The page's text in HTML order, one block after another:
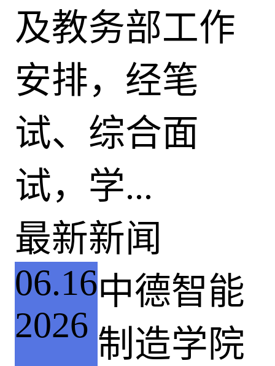
及教务部工作
安排，经笔
试、综合面
试，学...
最新新闻
06.16
2026
中德智能
制造学院